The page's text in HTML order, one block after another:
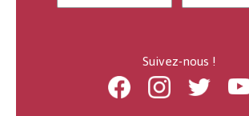
Suivez-nous !
FacebookInstagramTwitter